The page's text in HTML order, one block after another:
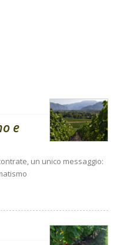
e
un unico messaggio: